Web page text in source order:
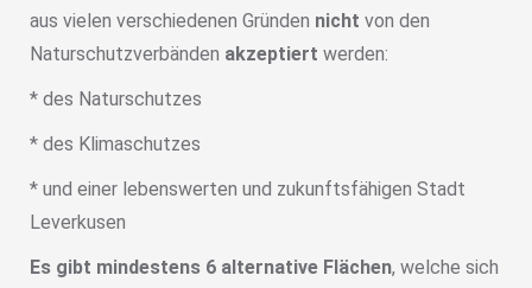
aus vielen verschiedenen Gründen nicht von den
Naturschutzverbänden akzeptiert werden:
* des Naturschutzes
* des Klimaschutzes
* und einer lebenswerten und zukunftsfähigen Stadt
Leverkusen
Es gibt mindestens 6 alternative Flächen, welche sich